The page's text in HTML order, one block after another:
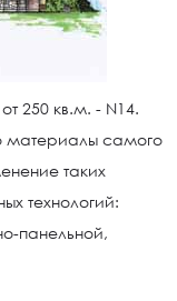
250 кв.м. - N14.
материалы самого
таких
технологий:
панельной,